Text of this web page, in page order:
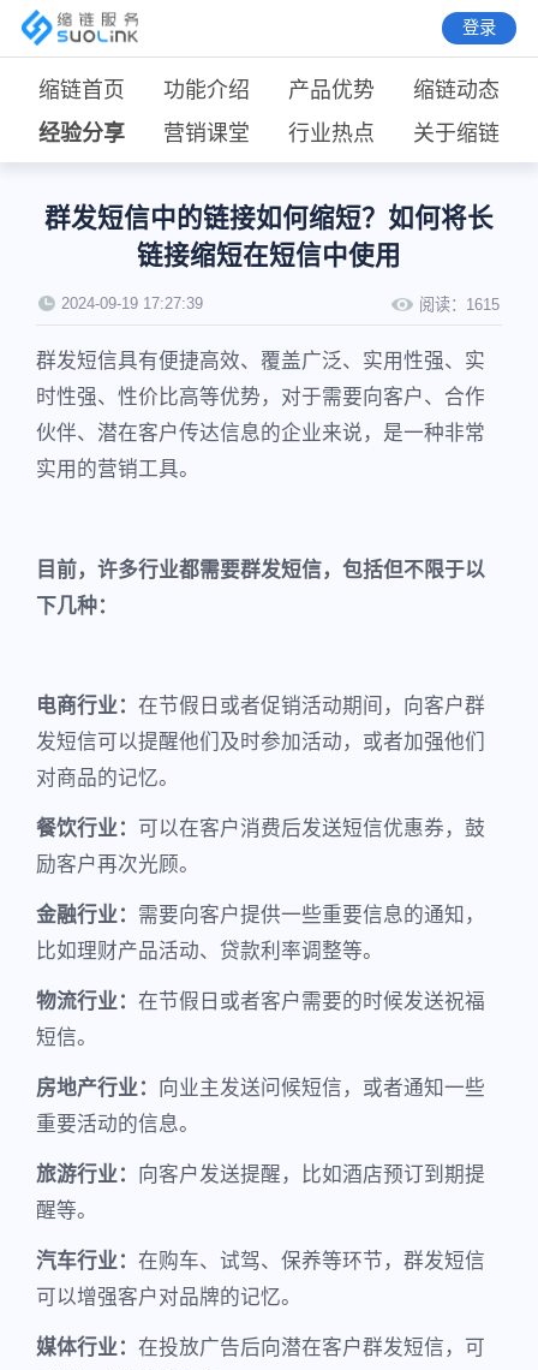
登录
缩链首页 功能介绍 产品优势
缩链动态
经验分享
营销课堂 行业热点 关于缩链
群发短信中的链接如何缩短？如何将长
链接缩短在短信中使用
2024-09-19 17:27:39 阅读： 1615
群发短信具有便捷高效、覆盖广泛、实用性强、实
时性强、性价比高等优势，对于需要向客户、合作
伙伴、潜在客户传达信息的企业来说，是一种非常
实用的营销工具。
目前，许多行业都需要群发短信，包括但不限于以
下几种：
电商行业： 在节假日或者促销活动期间，向客户群
发短信可以提醒他们及时参加活动，或者加强他们
对商品的记忆。
餐饮行业：
可以在客户消费后发送短信优惠券，鼓
励客户再次光顾。
金融行业： 需要向客户提供一些重要信息的通知，
比如理财产品活动、贷款利率调整等。
物流行业： 在节假日或者客户需要的时候发送祝福
短信。
房地产行业： 向业主发送问候短信，或者通知一些
重要活动的信息。
旅游行业： 向客户发送提醒，比如酒店预订到期提
醒等。
汽车行业： 在购车、试驾、保养等环节，群发短信
可以增强客户对品牌的记忆。
媒体行业： 在投放广告后向潜在客户群发短信，可